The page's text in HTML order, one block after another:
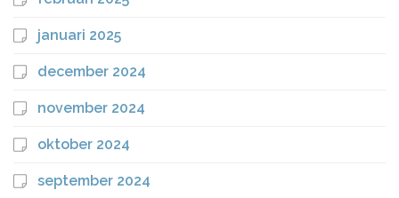
januari 2025
december 2024
november 2024
oktober 2024
september 2024